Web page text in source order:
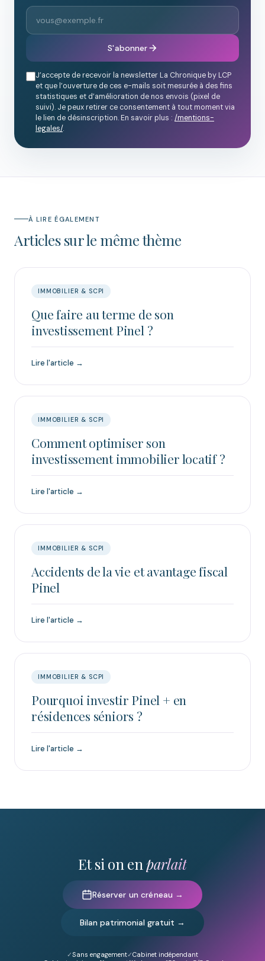
S'abonner
J’accepte de recevoir la newsletter La Chronique by LCP
et que l’ouverture de ces e-mails soit mesurée à des fins
statistiques et d’amélioration de nos envois (pixel de
suivi). Je peux retirer ce consentement à tout moment via
le lien de désinscription. En savoir plus : /mentions-
legales/.
À LIRE ÉGALEMENT
Articles sur le même thème
IMMOBILIER & SCPI
Que faire au terme de son
investissement Pinel ?
Lire l'article →
IMMOBILIER & SCPI
Comment optimiser son
investissement immobilier locatif ?
Lire l'article →
IMMOBILIER & SCPI
Accidents de la vie et avantage fiscal
Pinel
Lire l'article →
IMMOBILIER & SCPI
Pourquoi investir Pinel + en
résidences séniors ?
Lire l'article →
Et si on enparlait
Réserver un créneau →
Bilan patrimonial gratuit →
Sans engagement
Cabinet indépendant